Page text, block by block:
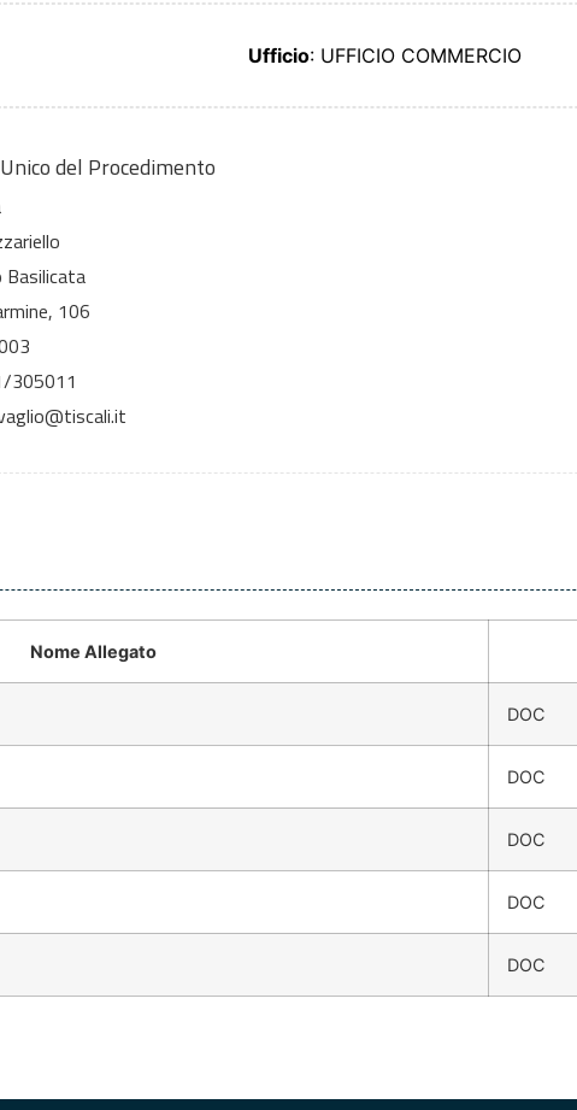
Ufficio: UFFICIO COMMERCIO
del Procedimento
Basilicata
106
305011
Nome Allegato
DOC
DOC
DOC
DOC
DOC